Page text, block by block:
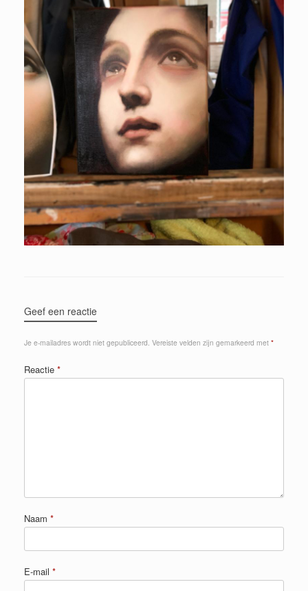
Geef een reactie
Je e-mailadres wordt niet gepubliceerd. Vereiste velden zijn gemarkeerd met *
Reactie *
Naam *
E-mail *